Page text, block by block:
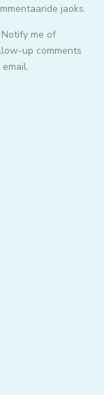
jaoks.
Notify me of
up comments
email.